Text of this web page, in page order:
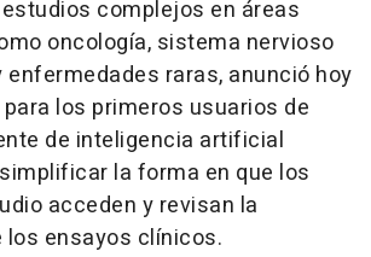
complejos en áreas
oncología, sistema nervioso
enfermedades raras, anunció hoy
los primeros usuarios de
de inteligencia artificial
la forma en que los
acceden y revisan la
ensayos clínicos.